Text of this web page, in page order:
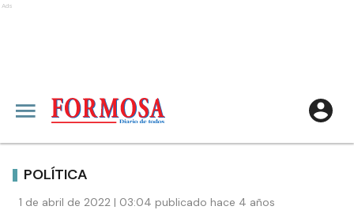
Ads
POLÍTICA
1 de abril de 2022 | 03:04 publicado hace 4 años